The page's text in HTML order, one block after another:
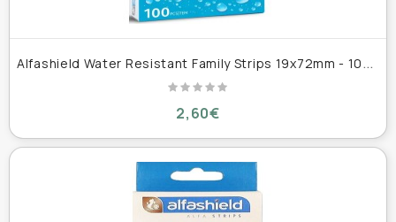
A
lfashield Water Resistant Family Strips 19x72mm - 100τμχ
2,60€